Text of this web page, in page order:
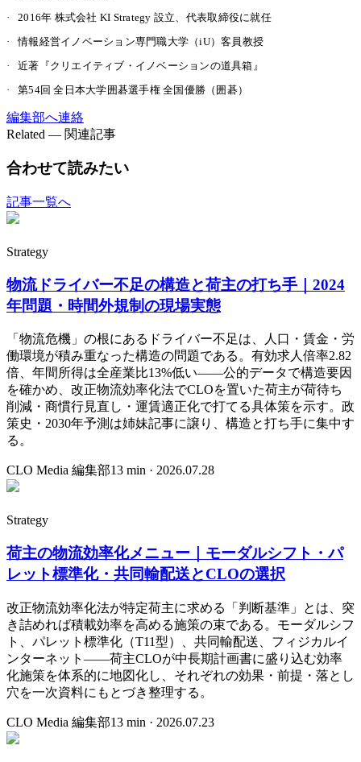
·
2016年 株式会社 KI Strategy 設立、代表取締役に就任
·
情報経営イノベーション専門職大学（iU）客員教授
·
近著『クリエイティブ・イノベーションの道具箱』
·
第54回 全日本大学囲碁選手権 全国優勝（囲碁）
編集部へ連絡
Related — 関連記事
合わせて読みたい
記事一覧へ
Strategy
物流ドライバー不足の構造と荷主の打ち手｜2024
年問題・時間外規制の現場実態
「物流危機」の根にあるドライバー不足は、人口・賃金・労
働環境が積み重なった構造の問題である。有効求人倍率2.82
倍、年間所得は全産業比13%低い——公的データで構造要因
を確かめ、改正物流効率化法でCLOを置いた荷主が荷待ち
削減・商慣行見直し・運賃適正化で打てる具体策を示す。政
策史・2030年予測は姉妹記事に譲り、構造と打ち手に集中す
る。
CLO Media 編集部13 min · 2026.07.28
Strategy
荷主の物流効率化メニュー｜モーダルシフト・パ
レット標準化・共同輸配送とCLOの選択
改正物流効率化法が特定荷主に求める「判断基準」とは、突
き詰めれば積載効率を高める施策の束である。モーダルシフ
ト、パレット標準化（T11型）、共同輸配送、フィジカルイ
ンターネット——荷主CLOが中長期計画書に盛り込む効率
化施策を体系的に地図化し、それぞれの効果・前提・落とし
穴を一次資料にもとづき整理する。
CLO Media 編集部13 min · 2026.07.23